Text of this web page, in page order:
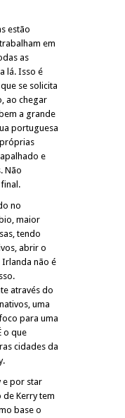
estão
em
as
lá. Isso é
se solicita
ao chegar
a grande
portuguesa
e
Não
no
maior
tendo
abrir o
não é
através do
uma
para uma
o que
cidades da
e por star
Kerry tem
base o